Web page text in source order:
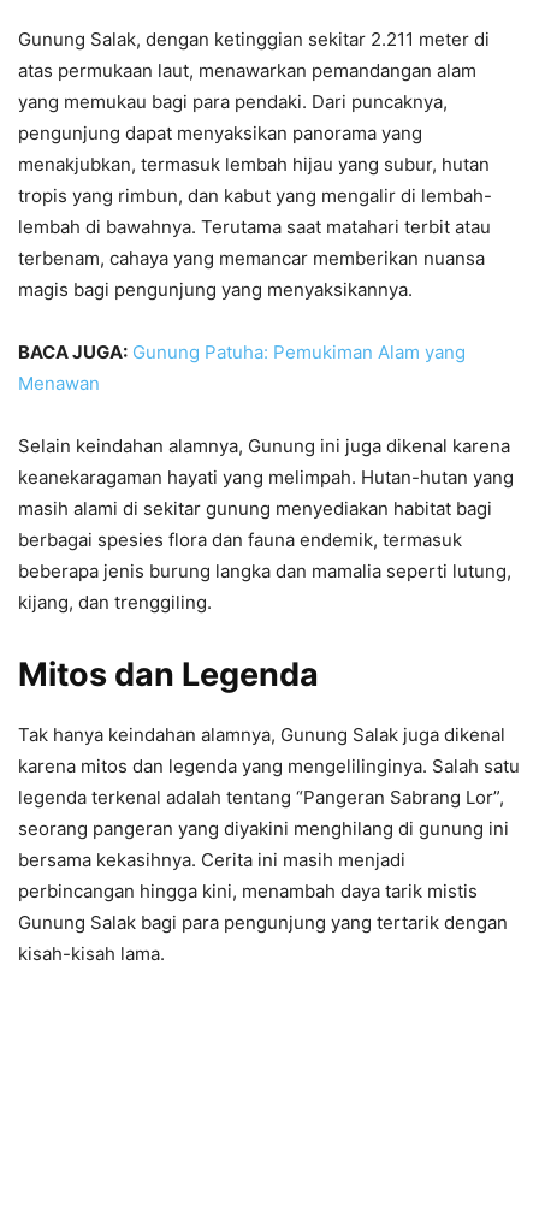
Gunung Salak, dengan ketinggian sekitar 2.211 meter di
atas permukaan laut, menawarkan pemandangan alam
yang memukau bagi para pendaki. Dari puncaknya,
pengunjung dapat menyaksikan panorama yang
menakjubkan, termasuk lembah hijau yang subur, hutan
tropis yang rimbun, dan kabut yang mengalir di lembah-
lembah di bawahnya. Terutama saat matahari terbit atau
terbenam, cahaya yang memancar memberikan nuansa
magis bagi pengunjung yang menyaksikannya.
BACA JUGA: Gunung Patuha: Pemukiman Alam yang
Menawan
Selain keindahan alamnya, Gunung ini juga dikenal karena
keanekaragaman hayati yang melimpah. Hutan-hutan yang
masih alami di sekitar gunung menyediakan habitat bagi
berbagai spesies flora dan fauna endemik, termasuk
beberapa jenis burung langka dan mamalia seperti lutung,
kijang, dan trenggiling.
Mitos dan Legenda
Tak hanya keindahan alamnya, Gunung Salak juga dikenal
karena mitos dan legenda yang mengelilinginya. Salah satu
legenda terkenal adalah tentang “Pangeran Sabrang Lor”,
seorang pangeran yang diyakini menghilang di gunung ini
bersama kekasihnya. Cerita ini masih menjadi
perbincangan hingga kini, menambah daya tarik mistis
Gunung Salak bagi para pengunjung yang tertarik dengan
kisah-kisah lama.